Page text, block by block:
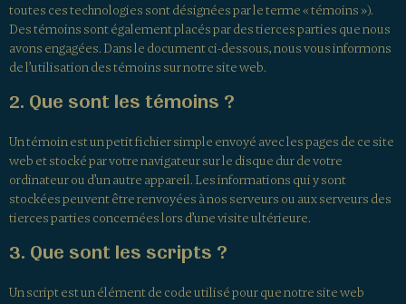
toutes ces technologies sont désignées par le terme « témoins »).
Des témoins sont également placés par des tierces parties que nous
avons engagées. Dans le document ci-dessous, nous vous informons
de l’utilisation des témoins sur notre site web.
2. Que sont les témoins ?
Un témoin est un petit fichier simple envoyé avec les pages de ce site
web et stocké par votre navigateur sur le disque dur de votre
ordinateur ou d’un autre appareil. Les informations qui y sont
stockées peuvent être renvoyées à nos serveurs ou aux serveurs des
tierces parties concernées lors d’une visite ultérieure.
3. Que sont les scripts ?
Un script est un élément de code utilisé pour que notre site web